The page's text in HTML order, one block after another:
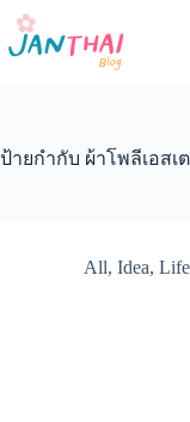
Skip
content
ป้ายกำกับ ผ้าโพลีเอส
All, Idea,